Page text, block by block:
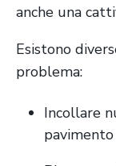
anche una
Esistono
problema:
Incollare
pavimento